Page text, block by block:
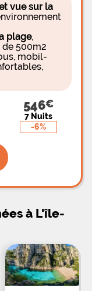
vue sur la
plage,
500m2
mobil-
546
7 Nuits
-6%
à L'île-